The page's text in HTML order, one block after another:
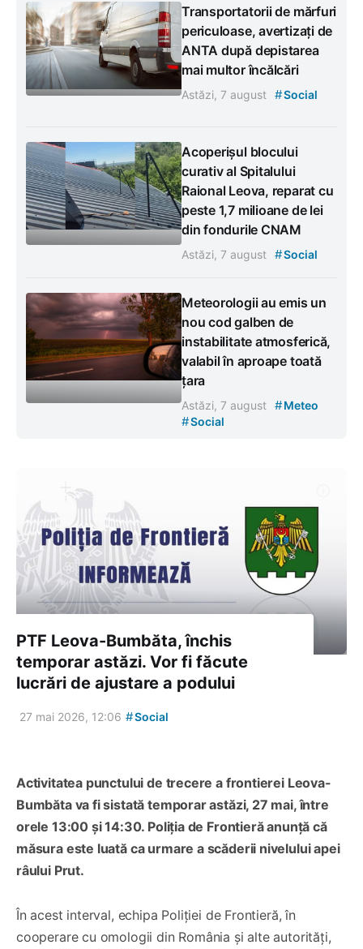
Transportatorii de mărfuri
periculoase, avertizați de
ANTA după depistarea
mai multor încălcări
Astăzi, 7 august #Social
Acoperișul blocului
curativ al Spitalului
Raional Leova, reparat cu
peste 1,7 milioane de lei
din fondurile CNAM
Astăzi, 7 august #Social
Meteorologii au emis un
nou cod galben de
instabilitate atmosferică,
valabil în aproape toată
țara
Astăzi, 7 august #Meteo
#Social
PTF Leova-Bumbăta, închis
temporar astăzi. Vor fi făcute
lucrări de ajustare a podului
27 mai 2026, 12:06 #Social
Activitatea punctului de trecere a frontierei Leova-
Bumbăta va fi sistată temporar astăzi, 27 mai, între
orele 13:00 și 14:30. Poliția de Frontieră anunță că
măsura este luată ca urmare a scăderii nivelului apei
râului Prut.
În acest interval, echipa Poliției de Frontieră, în
cooperare cu omologii din România și alte autorități,